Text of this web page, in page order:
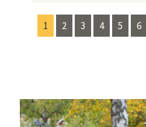
1 2 3 4 5 6